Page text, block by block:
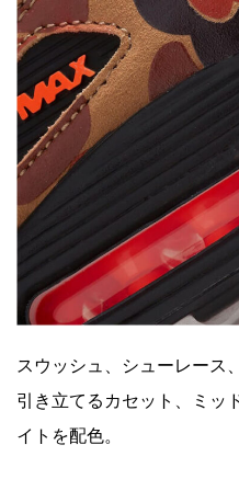
スウッシュ、シューレース
引き立てるカセット、ミッ
イトを配色。